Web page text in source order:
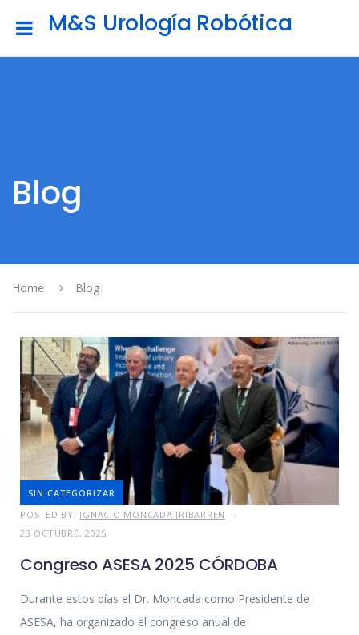
M&S Urología Robótica
Blog
Home Blog
SIN CATEGORIZAR
POSTED BY: IGNACIO MONCADA IRIBARREN
23 OCTUBRE, 2025
Congreso ASESA 2025 CÓRDOBA
Durante estos días el Dr. Moncada como Presidente de
ASESA, ha organizado el congreso anual de